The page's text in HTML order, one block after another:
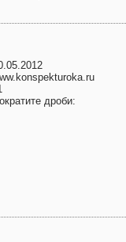
дроби: